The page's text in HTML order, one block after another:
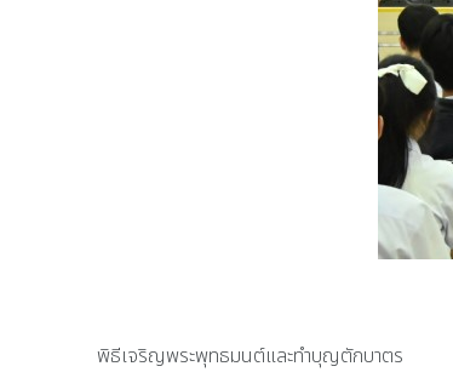
พิธีเจริญพระพุทธมนต์และทำบุญตักบาตร